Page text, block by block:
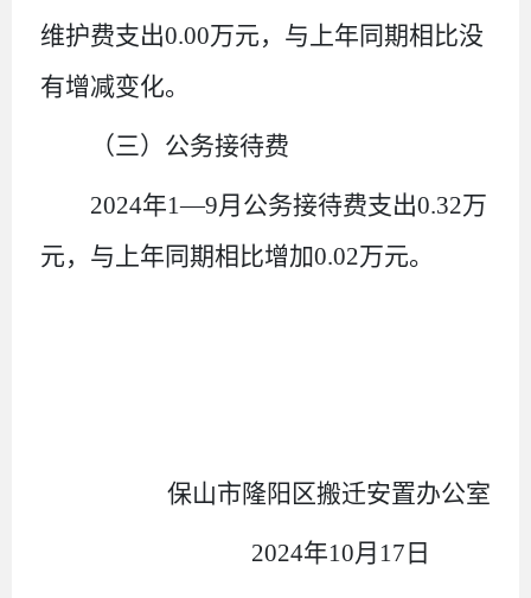
维护费支出0.00万元，与上年同期相比没
有增减变化。
（三） 公务接待费
2024年1—9月公务接待费支出0.32万
元，与上年同期相比增加0.02万元。
保山市隆阳区搬迁安置办公室
2024年10月17日